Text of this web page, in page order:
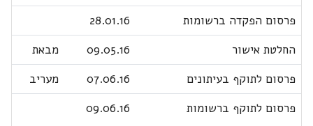
פרסום הפקדה ברשומות
28.01.16
החלטת אישור
09.05.16
מבאת
פרסום לתוקף בעיתונים
07.06.16
מעריב
פרסום לתוקף ברשומות
09.06.16